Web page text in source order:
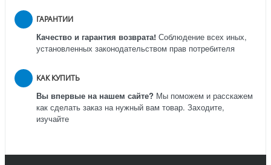
ГАРАНТИИ
Качество и гарантия возврата! Соблюдение всех иных,
установленных законодательством прав потребителя
КАК КУПИТЬ
Вы впервые на нашем сайте? Мы поможем и расскажем
как сделать заказ на нужный вам товар. Заходите,
изучайте